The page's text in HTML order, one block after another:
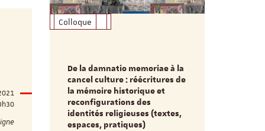
et
Colloque
De la damnatio memoriae à la
cancel culture : réécritures de
la mémoire historique et
reconfigurations des
identités religieuses (textes,
espaces, pratiques)